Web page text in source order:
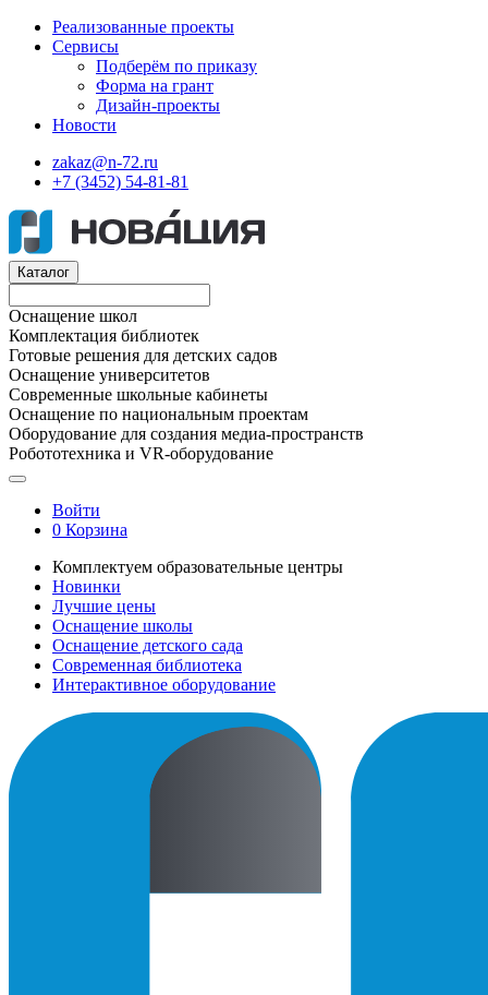
Реализованные проекты
Сервисы
Подберём по приказу
Форма на грант
Дизайн-проекты
Новости
zakaz@n-72.ru
+7 (3452) 54-81-81
Каталог
Оснащение школ
Комплектация библиотек
Готовые решения для детских садов
Оснащение университетов
Современные школьные кабинеты
Оснащение по национальным проектам
Оборудование для создания медиа-пространств
Робототехника и VR-оборудование
Войти
0 Корзина
Комплектуем образовательные центры
Новинки
Лучшие цены
Оснащение школы
Оснащение детского сада
Современная библиотека
Интерактивное оборудование